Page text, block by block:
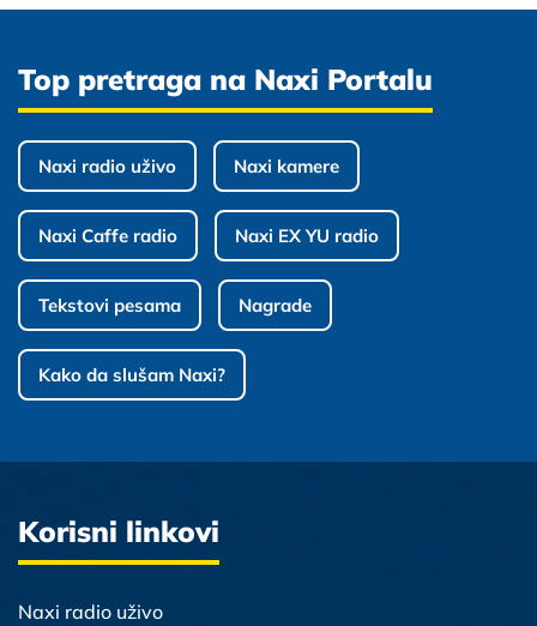
Top pretraga na Naxi Portalu
Naxi radio uživo Naxi kamere
Naxi Caffe radio Naxi EX YU radio
Tekstovi pesama Nagrade
Kako da slušam Naxi?
Korisni linkovi
Naxi radio uživo